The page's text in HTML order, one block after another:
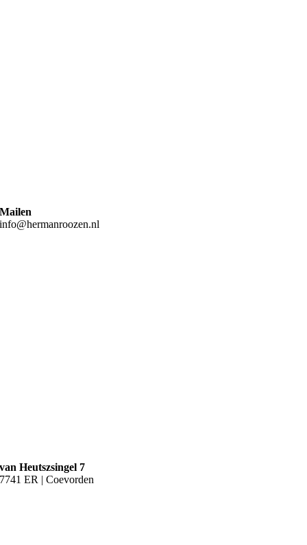
Mailen
info@hermanroozen.nl
van Heutszsingel 7
7741 ER | Coevorden